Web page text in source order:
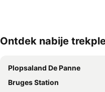
Kaart uitvouwen
Ontdek nabije
Plopsaland De Panne
Bruges Station